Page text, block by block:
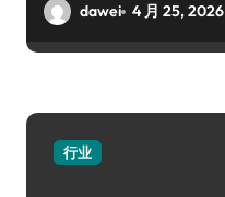
dawei 4 月 25, 2026
行业